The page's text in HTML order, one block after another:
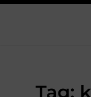
Tag: